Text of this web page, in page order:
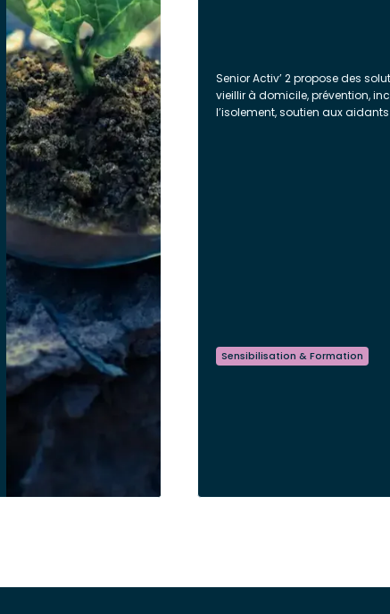
Senior Activ’ 2 propose des
vieillir à domicile, prévention,
l’isolement, soutien aux
Sensibilisation & Formation